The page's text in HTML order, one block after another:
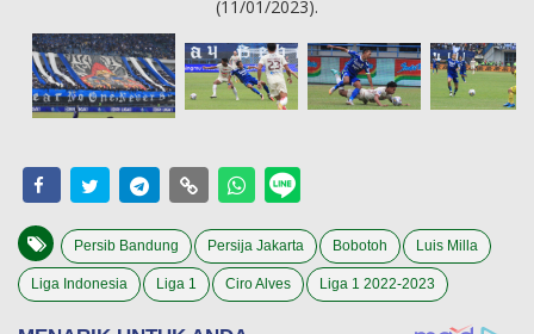
(11/01/2023).
Persib Bandung Persija Jakarta Bobotoh Luis Milla
Liga Indonesia Liga 1 Ciro Alves Liga 1 2022-2023